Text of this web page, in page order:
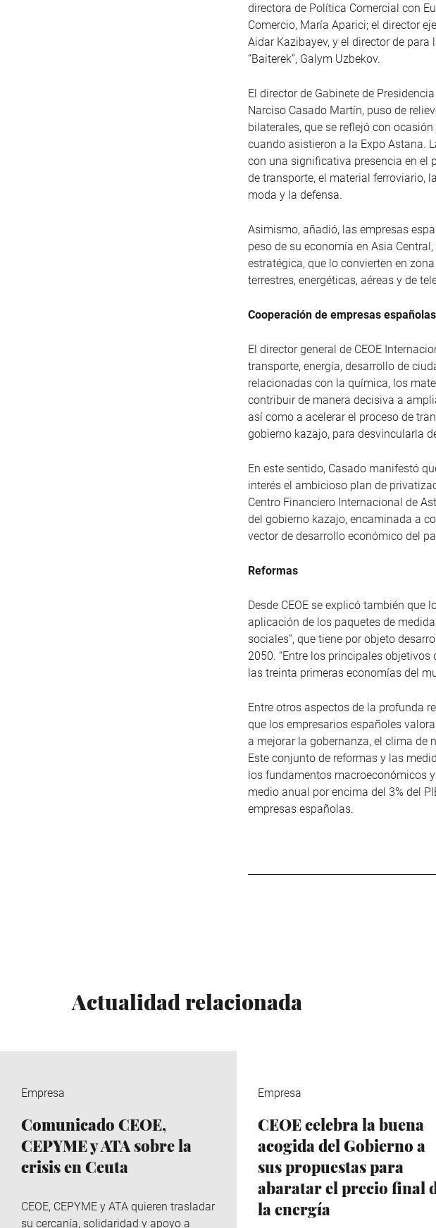
directora de Política Comercial con
Comercio, María Aparici; el director
Aidar Kazibayev, y el director de
“Baiterek”, Galym Uzbekov.
El director de Gabinete de
Narciso Casado Martín, puso de
bilaterales, que se reflejó con
cuando asistieron a la Expo Astana.
con una significativa presencia en el
de transporte, el material ferroviario,
moda y la defensa.
Asimismo, añadió, las empresas
peso de su economía en Asia
estratégica, que lo convierten en
terrestres, energéticas, aéreas y de
Cooperación de empresas españolas
El director general de CEOE
transporte, energía, desarrollo de
relacionadas con la química, los
contribuir de manera decisiva a
así como a acelerar el proceso de
gobierno kazajo, para desvincularla
En este sentido, Casado manifestó
interés el ambicioso plan de
Centro Financiero Internacional de
del gobierno kazajo, encaminada a
vector de desarrollo económico del
Reformas
Desde CEOE se explicó también que
aplicación de los paquetes de
sociales”, que tiene por objeto
2050. “Entre los principales
las treinta primeras economías del
Entre otros aspectos de la profunda
que los empresarios españoles
a mejorar la gobernanza, el clima de
Este conjunto de reformas y las
los fundamentos macroeconómicos
medio anual por encima del 3% del
empresas españolas.
Actualidad relacionada
Empresa
Comunicado CEOE,
CEPYME y ATA sobre la
crisis en Ceuta
CEOE, CEPYME y ATA quieren trasladar
su cercanía, solidaridad y apoyo a
Empresa
CEOE celebra la buena
acogida del Gobierno a
sus propuestas para
abaratar el precio final
la energía